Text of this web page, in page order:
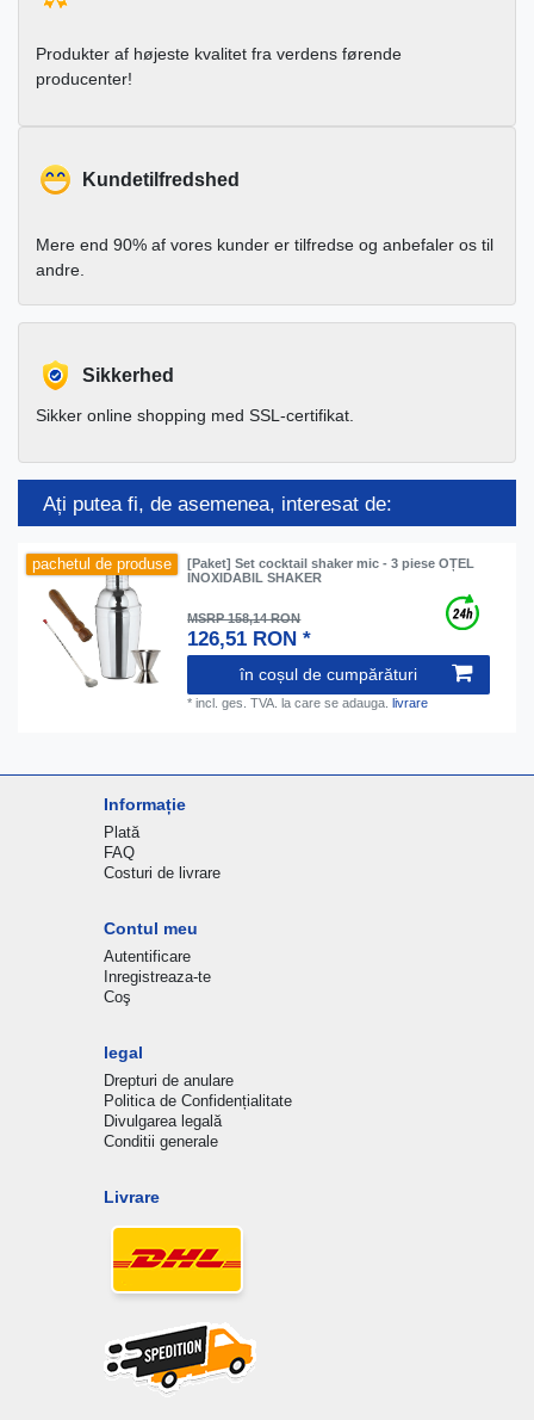
Produkter af højeste kvalitet fra verdens førende
producenter!
Kundetilfredshed
Mere end 90% af vores kunder er tilfredse og anbefaler os til
andre.
Sikkerhed
Sikker online shopping med SSL-certifikat.
Ați putea fi, de asemenea, interesat de:
pachetul de produse
[Paket] Set cocktail shaker mic - 3 piese OȚEL
INOXIDABIL SHAKER
MSRP 158,14 RON
126,51 RON *
în coșul de cumpărături
*incl. ges. TVA. la care se adauga.livrare
Informație
Plată
FAQ
Costuri de livrare
Contul meu
Autentificare
Inregistreaza-te
Coş
legal
Drepturi de anulare
Politica de Confidențialitate
Divulgarea legală
Conditii generale
Livrare